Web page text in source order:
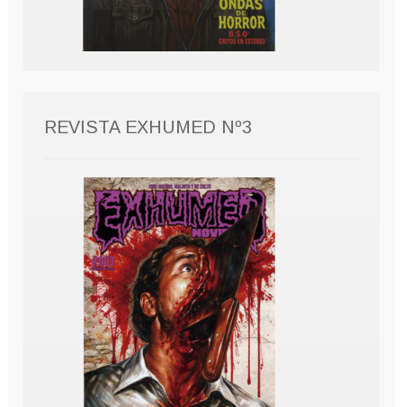
REVISTA EXHUMED Nº3